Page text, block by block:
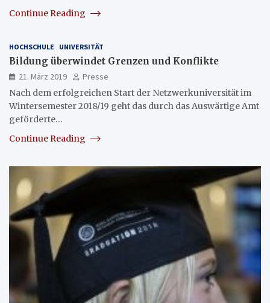
Continue Reading
HOCHSCHULE UNIVERSITÄT
Bildung überwindet Grenzen und Konflikte
21. März 2019
Presse
Nach dem erfolgreichen Start der Netzwerkuniversität im
Wintersemester 2018/19 geht das durch das Auswärtige Amt
geförderte…
Continue Reading